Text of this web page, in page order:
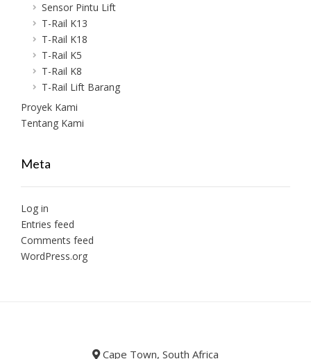
Sensor Pintu Lift
T-Rail K13
T-Rail K18
T-Rail K5
T-Rail K8
T-Rail Lift Barang
Proyek Kami
Tentang Kami
Meta
Log in
Entries feed
Comments feed
WordPress.org
Cape Town, South Africa